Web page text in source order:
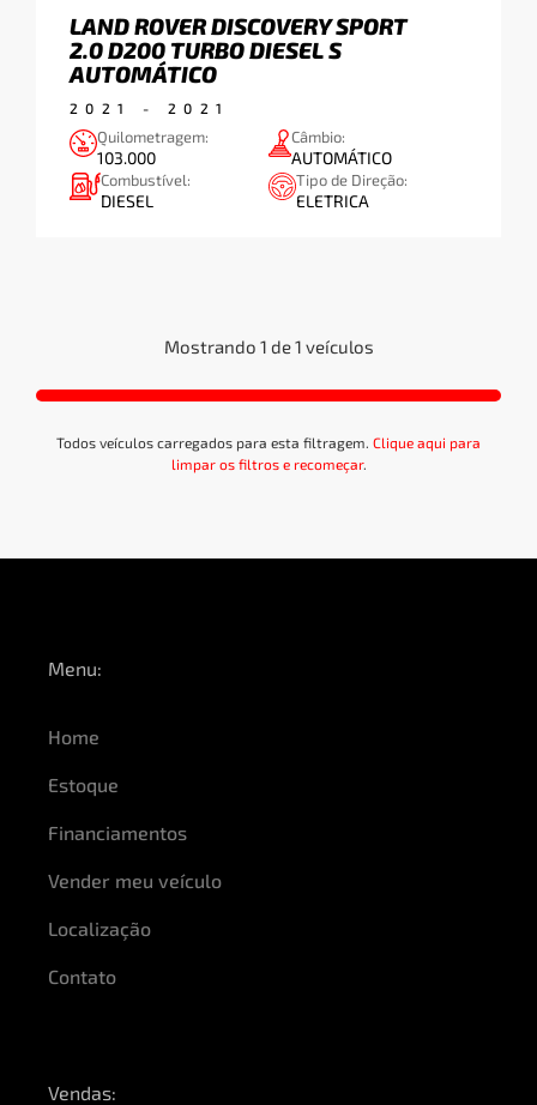
4 5
7 8
APLICAR
APLICAR
Km Km
Ano do Modelo:
LAND ROVER DISCOVERY SPORT
2.0 D200 TURBO DIESEL S
AUTOMÁTICO
2021 - 2021
Quilometragem:
103.000
Câmbio:
AUTOMÁTICO
Combustível:
DIESEL
Tipo de Direção:
ELETRICA
Mostrando 1 de 1 veículos
Todos veículos carregados para esta filtragem. Clique aqui para
limpar os filtros e recomeçar.
Menu:
Home
Estoque
Financiamentos
Vender meu veículo
Localização
Contato
Vendas: